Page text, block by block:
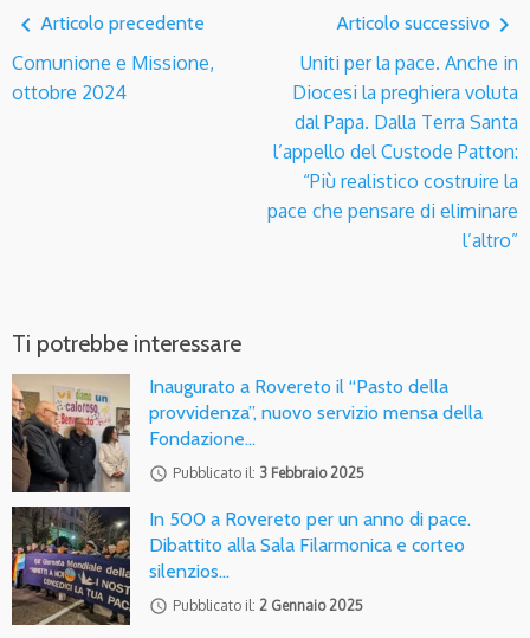
navigate_before Articolo precedente
Comunione e Missione,
ottobre 2024
Articolo successivo navigate_next
Uniti per la pace. Anche in
Diocesi la preghiera voluta
dal Papa. Dalla Terra Santa
l’appello del Custode Patton:
“Più realistico costruire la
pace che pensare di eliminare
l’altro”
Ti potrebbe interessare
Inaugurato a Rovereto il “Pasto della
provvidenza”, nuovo servizio mensa della
Fondazione…
access_time Pubblicato il: 3 Febbraio 2025
In 500 a Rovereto per un anno di pace.
Dibattito alla Sala Filarmonica e corteo
silenzios…
access_time Pubblicato il: 2 Gennaio 2025